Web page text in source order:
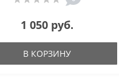
1 050 руб.
В КОРЗИНУ